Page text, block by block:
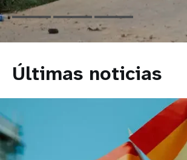
Últimas noticias